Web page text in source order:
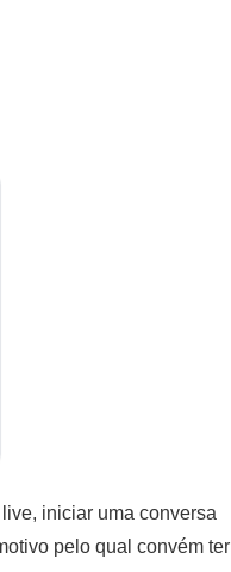
iniciar uma conversa
pelo qual convém ter